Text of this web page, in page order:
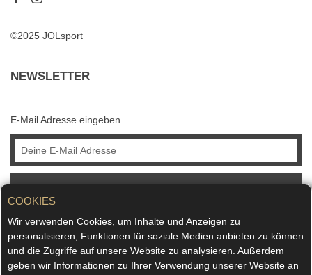
COOKIES
Wir verwenden Cookies, um Inhalte und Anzeigen zu
personalisieren, Funktionen für soziale Medien anbieten zu können
und die Zugriffe auf unsere Website zu analysieren. Außerdem
geben wir Informationen zu Ihrer Verwendung unserer Website an
©2025 JOLsport
NEWSLETTER
E-Mail Adresse eingeben
ABONNIEREN